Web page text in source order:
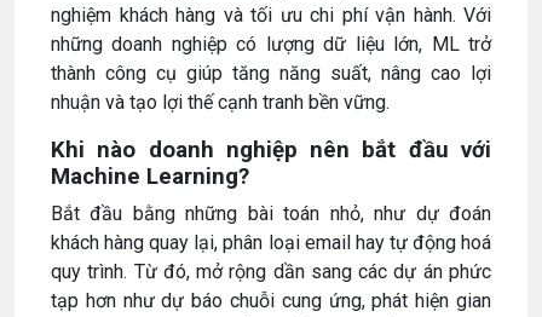
nghiệm khách hàng và tối ưu chi phí vận hành. Với
những doanh nghiệp có lượng dữ liệu lớn, ML trở
thành công cụ giúp tăng năng suất, nâng cao lợi
nhuận và tạo lợi thế cạnh tranh bền vững.
Khi nào doanh nghiệp nên bắt đầu với
Machine Learning?
Bắt đầu bằng những bài toán nhỏ, như dự đoán
khách hàng quay lại, phân loại email hay tự động hoá
quy trình. Từ đó, mở rộng dần sang các dự án phức
tạp hơn như dự báo chuỗi cung ứng, phát hiện gian